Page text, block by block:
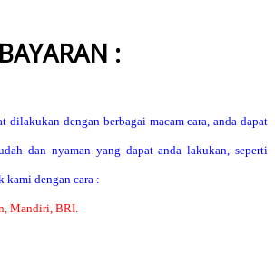
:
dilakukan dengan berbagai macam cara, anda dapat
dan nyaman yang dapat anda lakukan, seperti
kami dengan cara :
Mandiri, BRI.